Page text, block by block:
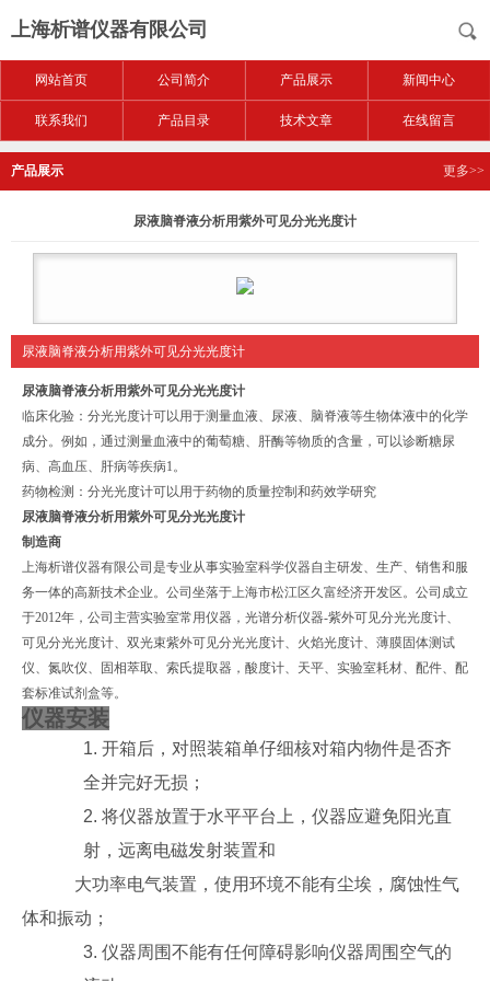
上海析谱仪器有限公司
网站首页 公司简介 产品展示 新闻中心
联系我们 产品目录 技术文章 在线留言
产品展示 更多>>
尿液脑脊液分析用紫外可见分光光度计
尿液脑脊液分析用紫外可见分光光度计
尿液脑脊液分析用紫外可见分光光度计
临床化验‌：分光光度计可以用于测量血液、尿液、脑脊液等生物体液中的化学
成分。例如，通过测量血液中的葡萄糖、肝酶等物质的含量，可以诊断糖尿
病、高血压、肝病等疾病‌1。
‌药物检测‌：分光光度计可以用于药物的质量控制和药效学研究
尿液脑脊液分析用紫外可见分光光度计
制造商
上海析谱仪器有限公司是专业从事实验室科学仪器自主研发、生产、销售和服
务一体的高新技术企业。公司坐落于上海市松江区久富经济开发区。公司成立
于2012年，公司主营实验室常用仪器，光谱分析仪器-紫外可见分光光度计、
可见分光光度计、双光束紫外可见分光光度计、火焰光度计、薄膜固体测试
仪、氮吹仪、固相萃取、索氏提取器，酸度计、天平、实验室耗材、配件、配
套标准试剂盒等。
仪器安装
1. 开箱后，对照装箱单仔细核对箱内物件是否齐
全并完好无损；
2. 将仪器放置于水平平台上，仪器应避免阳光直
射，远离电磁发射装置和
大功率电气装置，使用环境不能有尘埃，腐蚀性气
体和振动；
3. 仪器周围不能有任何障碍影响仪器周围空气的